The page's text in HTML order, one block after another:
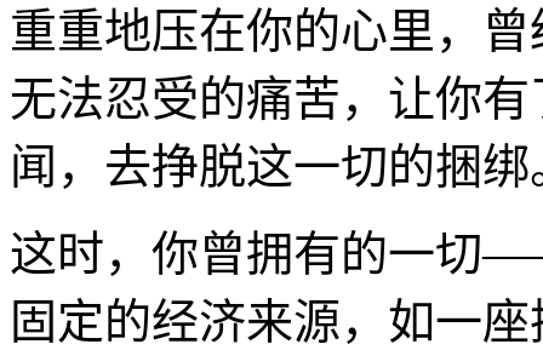
重重地压在你的心里，
无法忍受的痛苦，让你
闻，去挣脱这一切的捆绑
这时，你曾拥有的一切
固定的经济来源，如一